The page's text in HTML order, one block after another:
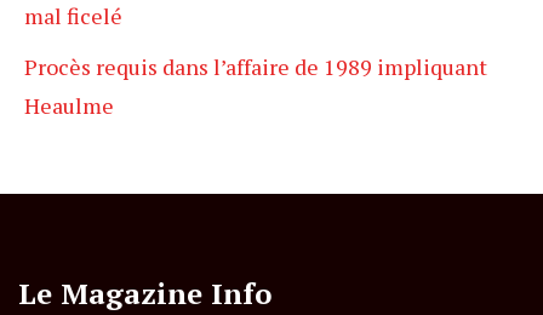
mal ficelé
Procès requis dans l’affaire de 1989 impliquant
Heaulme
Le Magazine Info